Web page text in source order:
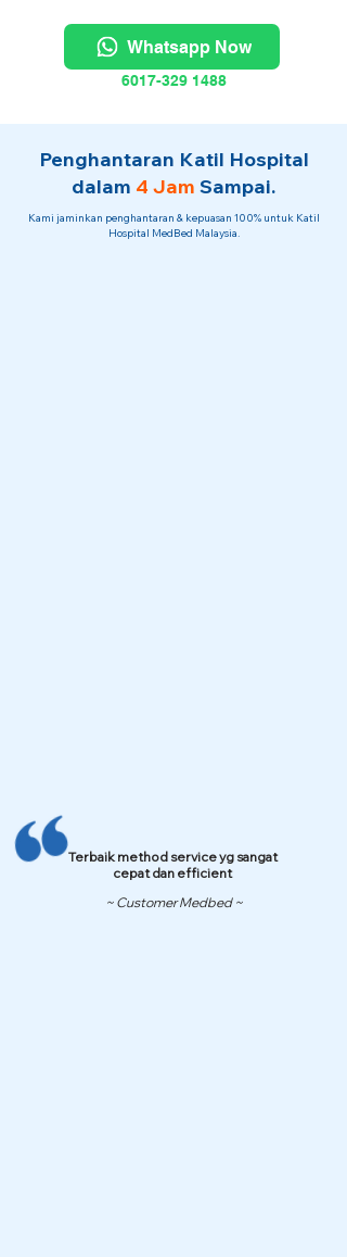
Whatsapp Now
6017-329 1488
Penghantaran Katil Hospital
dalam 4 Jam Sampai.
Kami jaminkan penghantaran & kepuasan 100% untuk Katil
Hospital MedBed Malaysia.
Terbaik method service yg sangat
cepat dan efficient
~ Customer Medbed ~